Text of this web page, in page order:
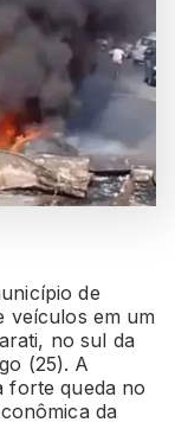
de
veículos em um
no sul da
(25). A
forte queda no
da